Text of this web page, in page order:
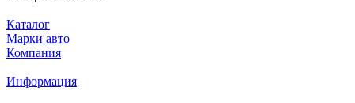
Каталог
Марки авто
Компания
Информация